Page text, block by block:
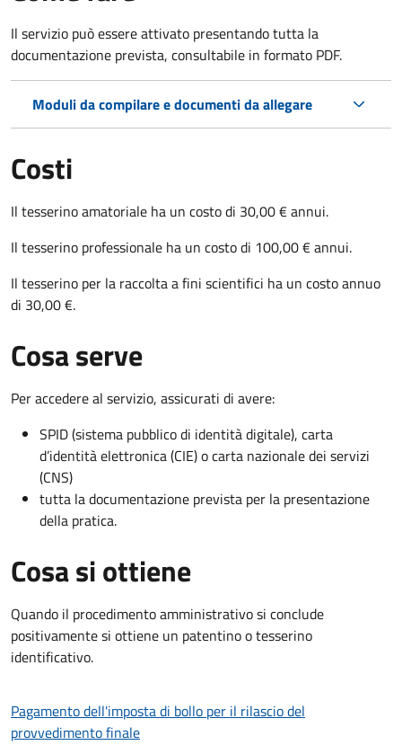
Il servizio può essere attivato presentando tutta la
documentazione prevista, consultabile in formato PDF.
Moduli da compilare e documenti da allegare
Costi
Il tesserino amatoriale ha un costo di 30,00 € annui.
Il tesserino professionale ha un costo di 100,00 € annui.
Il tesserino per la raccolta a fini scientifici ha un costo annuo
di 30,00 €.
Cosa serve
Per accedere al servizio, assicurati di avere:
SPID (sistema pubblico di identità digitale), carta
d’identità elettronica (CIE) o carta nazionale dei servizi
(CNS)
tutta la documentazione prevista per la presentazione
della pratica.
Cosa si ottiene
Quando il procedimento amministrativo si conclude
positivamente si ottiene un patentino o tesserino
identificativo.
Pagamento dell'imposta di bollo per il rilascio del
provvedimento finale